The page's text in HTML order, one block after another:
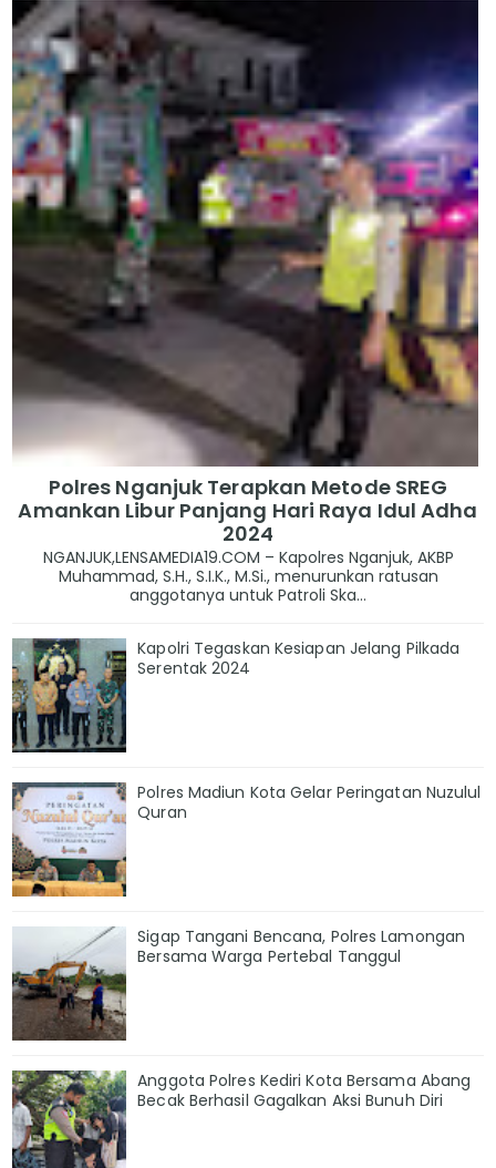
Polres Nganjuk Terapkan Metode SREG
Amankan Libur Panjang Hari Raya Idul Adha
2024
NGANJUK,LENSAMEDIA19.COM – Kapolres Nganjuk, AKBP
Muhammad, S.H., S.I.K., M.Si., menurunkan ratusan
anggotanya untuk Patroli Ska...
Kapolri Tegaskan Kesiapan Jelang Pilkada
Serentak 2024
Polres Madiun Kota Gelar Peringatan Nuzulul
Quran
Sigap Tangani Bencana, Polres Lamongan
Bersama Warga Pertebal Tanggul
Anggota Polres Kediri Kota Bersama Abang
Becak Berhasil Gagalkan Aksi Bunuh Diri